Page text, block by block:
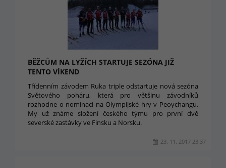
BĚŽCŮM NA LYŽÍCH STARTUJE SEZÓNA JIŽ
TENTO VÍKEND
Třídenním závodem Ruka triple odstartuje nová sezóna
Světového poháru, která pro většinu závodníků
rozhodne o nominaci na Olympijské hry v Peoychangu.
My už známe složení českého týmu pro první dvě
severské zastávky ve Finsku a Norsku.
23. 11. 2017 23:37